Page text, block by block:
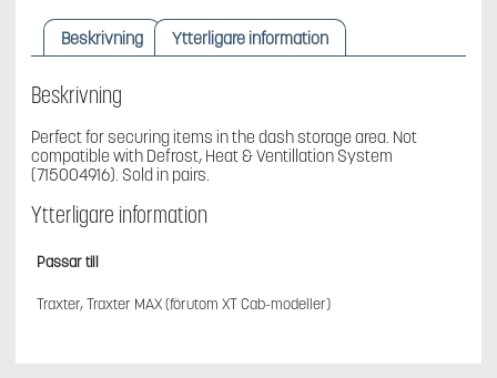
Beskrivning Ytterligare information
Beskrivning
Perfect for securing items in the dash storage area. Not
compatible with Defrost, Heat & Ventillation System
(715004916). Sold in pairs.
Ytterligare information
Passar till
Traxter, Traxter MAX (förutom XT Cab-modeller)